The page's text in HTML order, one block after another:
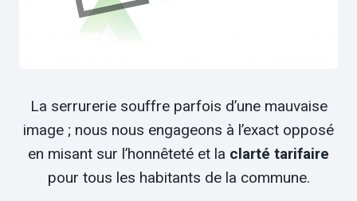
La serrurerie souffre parfois d’une mauvaise
image ; nous nous engageons à l’exact opposé
en misant sur l’honnêteté et la clarté tarifaire
pour tous les habitants de la commune.